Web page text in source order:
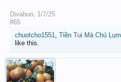
Divabuo, 1/7/25
#65
chuotcho1551, Tiền Tui Mà Chú Lụm
like this.